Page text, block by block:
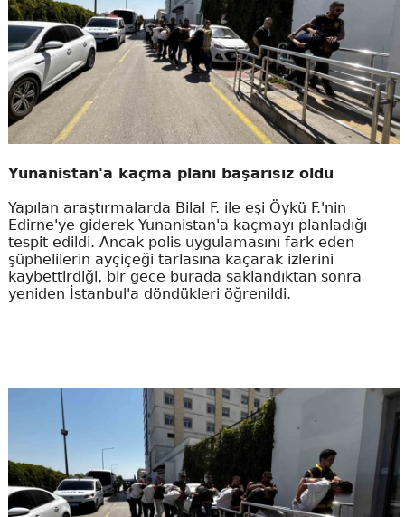
Yunanistan'a kaçma planı başarısız oldu
Yapılan araştırmalarda Bilal F. ile eşi Öykü F.'nin
Edirne'ye giderek Yunanistan'a kaçmayı planladığı
tespit edildi. Ancak polis uygulamasını fark eden
şüphelilerin ayçiçeği tarlasına kaçarak izlerini
kaybettirdiği, bir gece burada saklandıktan sonra
yeniden İstanbul'a döndükleri öğrenildi.